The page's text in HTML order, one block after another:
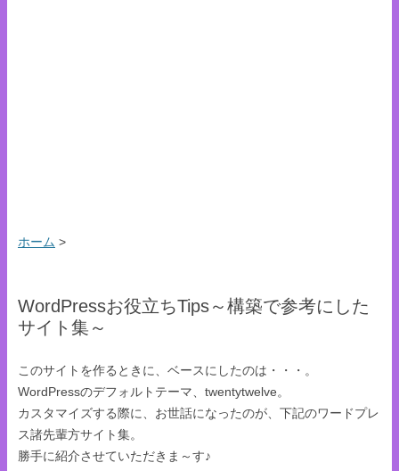
ホーム >
WordPressお役立ちTips～構築で参考にした
サイト集～
このサイトを作るときに、ベースにしたのは・・・。
WordPressのデフォルトテーマ、twentytwelve。
カスタマイズする際に、お世話になったのが、下記のワードプレ
ス諸先輩方サイト集。
勝手に紹介させていただきま～す♪